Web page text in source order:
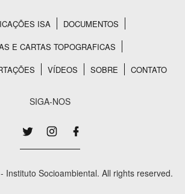
ISA
DOCUMENTOS
E CARTAS TOPOGRAFICAS
VÍDEOS SOBRE CONTATO
SIGA-NOS
Instituto Socioambiental. All rights reserved.